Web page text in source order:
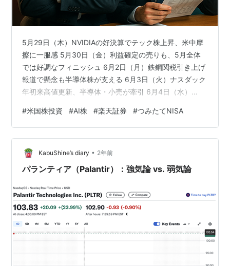
5月29日（木）NVIDIAの好決算でテック株上昇、米中摩
擦に一服感 5月30日（金）利益確定の売りも、5月全体
では好調なフィニッシュ 6月2日（月）鉄鋼関税引き上げ
報道で懸念も半導体株が支える 6月3日（火）ナスダック
年初来高値更新、半導体・小売が牽引 6月4日（水）
（木）テスラ急落と雇用指標の不安で市場下落 6月6日
（金）注目は米雇用統計、投資家の視線はFRBの次の一
手へ 5月29日（木）NVIDIAの好決算でテック株上昇、米
中摩擦に一服感 • ダウ平均：42,215.73（+0.3%）• S&P
500：5,912.17（+0.4…
#米国株投資 #AI株 #楽天証券 #つみたてNISA
KabuShine’s diary • 2年前
パランティア（Palantir）：強気論 vs. 弱気論